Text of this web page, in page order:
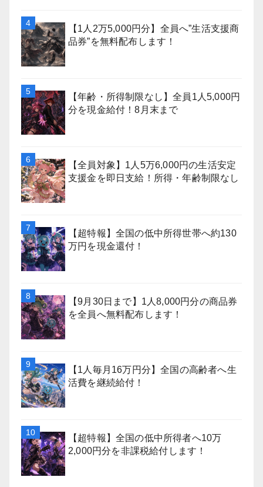
【1人2万5,000円分】全員へ”生活支援商
品券”を無料配布します！
【年齢・所得制限なし】全員1人5,000円
分を現金給付！8月末まで
【全員対象】1人5万6,000円の生活安定
支援金を即日支給！所得・年齢制限なし
【超特報】全国の低中所得世帯へ約130
万円を現金還付！
【9月30日まで】1人8,000円分の商品券
を全員へ無料配布します！
【1人毎月16万円分】全国の高齢者へ生
活費を継続給付！
【超特報】全国の低中所得者へ10万
2,000円分を非課税給付します！